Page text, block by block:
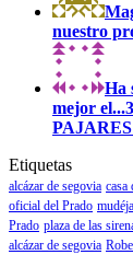
nuestro
Ha
mejor el...
Etiquetas
alcázar de segovia casa
oficial del Prado
Prado plaza de las
alcázar de segovia